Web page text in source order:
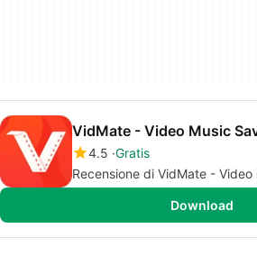
VidMate - Video Music
4.5 Gratis
Recensione di VidMate - Video
Download